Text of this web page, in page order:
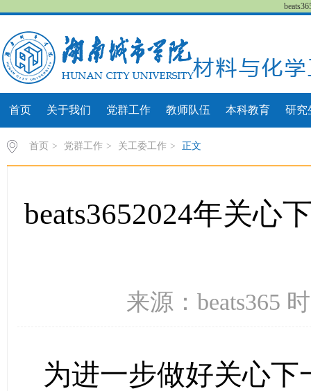
首页 关于我们 党群工作 教师队伍 本科教育 研究
首页 > 党群工作 > 关工委工作 > 正文
beats3652024年关心
来源：beats365
为进一步做好关心